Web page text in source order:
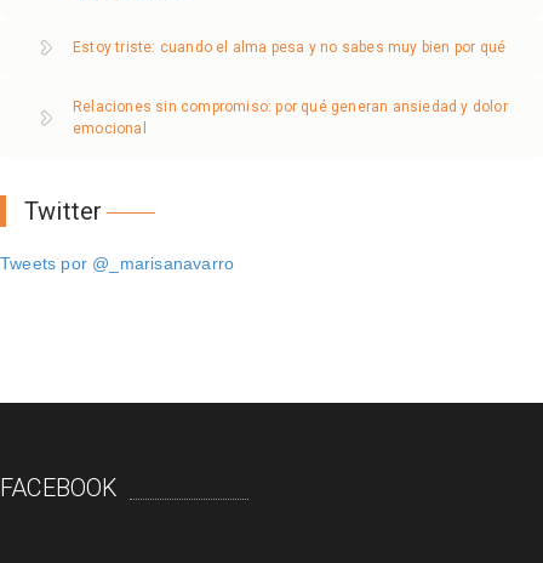
Estoy triste: cuando el alma pesa y no sabes muy bien por qué
Relaciones sin compromiso: por qué generan ansiedad y dolor
emocional
Twitter
Tweets por @_marisanavarro
FACEBOOK